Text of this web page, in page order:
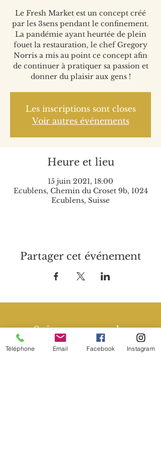
Le Fresh Market est un concept créé
par les 3sens pendant le confinement.
La pandémie ayant heurtée de plein
fouet la restauration, le chef Gregory
Norris a mis au point ce concept afin
de continuer à pratiquer sa passion et
donner du plaisir aux gens !
Les inscriptions sont closes
Voir autres événements
Heure et lieu
15 juin 2021, 18:00
Ecublens, Chemin du Croset 9b, 1024
Ecublens, Suisse
Partager cet événement
Suivez nous sur les
réseaux sociaux :
Téléphone Email Facebook Instagram